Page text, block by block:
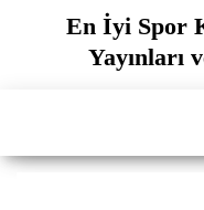
En İyi Spor
Yayınları